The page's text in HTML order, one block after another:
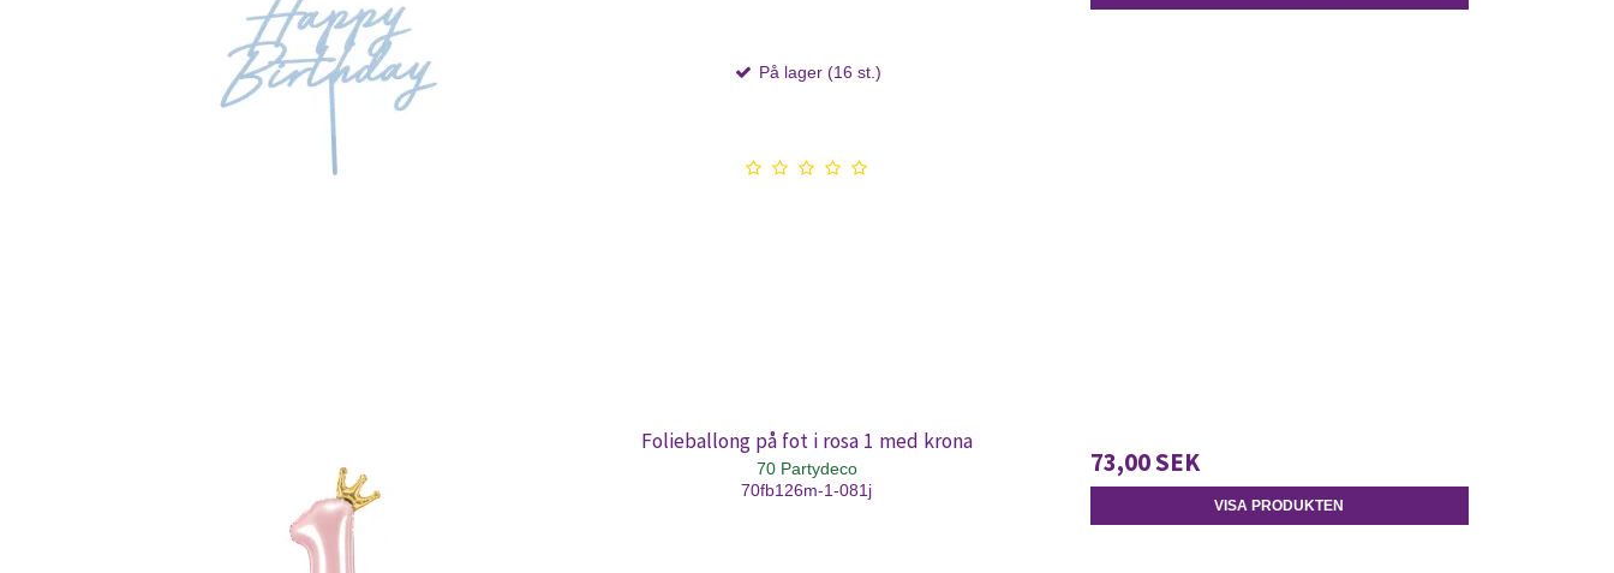
På lager (16 st.)
Folieballong på fot i rosa 1 med krona
70 Partydeco
70fb126m-1-081j
73,00 SEK
VISA PRODUKTEN